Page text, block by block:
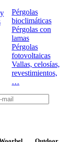
Pérgolas
bioclimáticas
Pérgolas con
lamas
Pérgolas
fotovoltaicas
Vallas, celosías,
revestimientos,
…